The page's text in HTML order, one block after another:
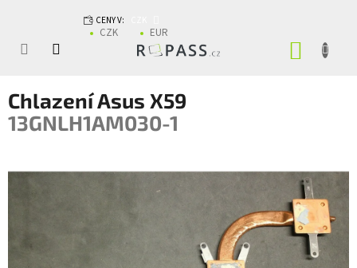
CENY V:
CZK EUR
Chlazení Asus X59
13GNLH1AM030-1